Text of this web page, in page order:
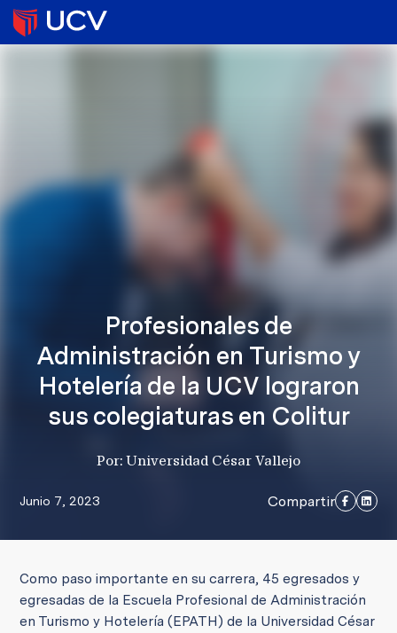
Profesionales de
Administración en Turismo y
Hotelería de la UCV lograron
sus colegiaturas en Colitur
Por: Universidad César Vallejo
Junio 7, 2023 Compartir
Como paso importante en su carrera, 45 egresados y
egresadas de la Escuela Profesional de Administración
en Turismo y Hotelería (EPATH) de la Universidad César